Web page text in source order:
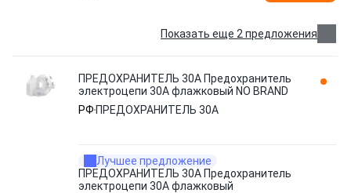
Показать еще 2 предложения
ПРЕДОХРАНИТЕЛЬ 30A Предохранитель
электроцепи 30A флажковый NO BRAND
РФ ПРЕДОХРАНИТЕЛЬ 30A
Лучшее предложение
ПРЕДОХРАНИТЕЛЬ 30A Предохранитель
электроцепи 30A флажковый